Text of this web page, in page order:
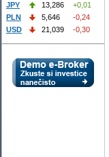
JPY
13,286
+0,01
PLN
5,646
-0,24
USD
21,039 -0,30